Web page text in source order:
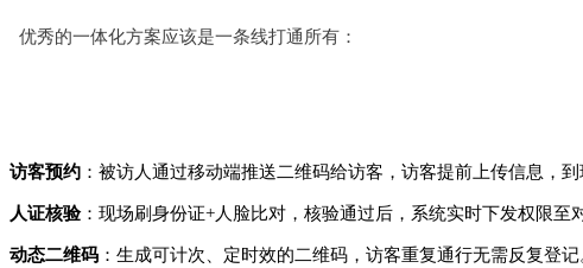
优秀的一体化方案应该是一条线打通所有：
访客预约 ：被访人通过移动端推送二维码给访客，访客提前上传信息，到
人证核验：现场刷身份证+人脸比对，核验通过后，系统实时下发权限至
动态二维码 ：生成可计次、定时效的二维码，访客重复通行无需反复登记